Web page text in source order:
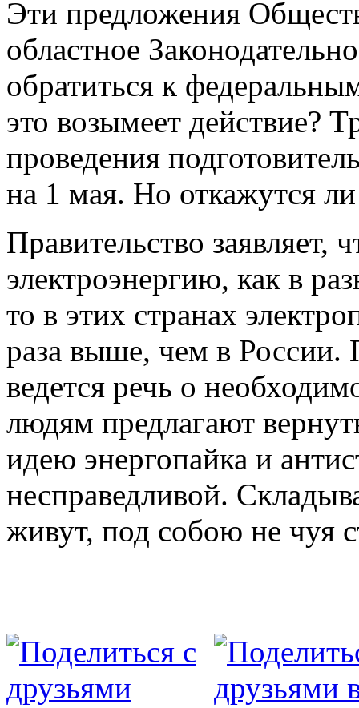
Эти предложения
областное
обратиться к
это возымеет действие?
проведения
на 1 мая. Но откажутся
Правительство заявляет,
электроэнергию, как в
то в этих странах
раза выше, чем в России.
ведется речь о
людям предлагают
идею энергопайка и
несправедливой.
живут, под собою не чуя